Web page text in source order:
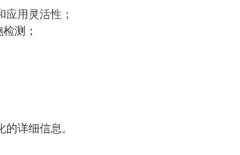
用灵活性；
测；
详细信息。